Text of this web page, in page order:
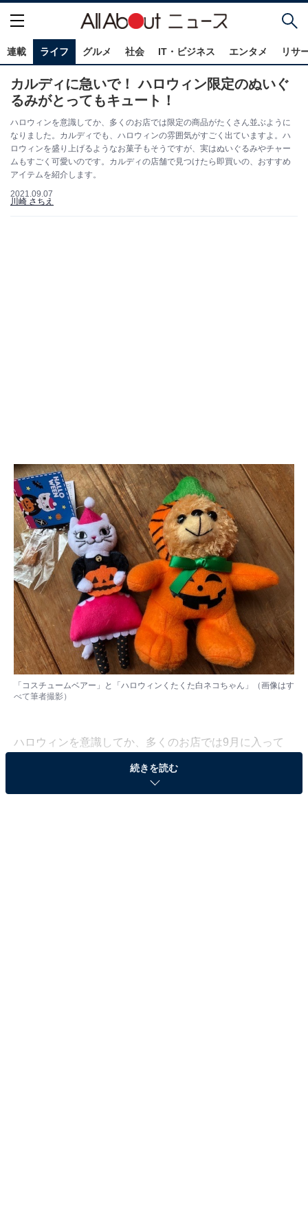
連載 ライフ グルメ 社会 IT・ビジネス エンタメ リサ
カルディに急いで！ ハロウィン限定のぬいぐ
るみがとってもキュート！
ハロウィンを意識してか、多くのお店では限定の商品がたくさん並ぶように
なりました。カルディでも、ハロウィンの雰囲気がすごく出ていますよ。ハ
ロウィンを盛り上げるようなお菓子もそうですが、実はぬいぐるみやチャー
ムもすごく可愛いのです。カルディの店舗で見つけたら即買いの、おすすめ
アイテムを紹介します。
2021.09.07
川崎 さちえ
「コスチュームベアー」と「ハロウィンくたくた白ネコちゃん」（画像はす
べて筆者撮影）
ハロウィンを意識してか、多くのお店では9月に入って
から季節限定の商品がたくさん並ぶようになりました。
SNSなどでも話題になることが多い人気のお店カルディ
続きを読む